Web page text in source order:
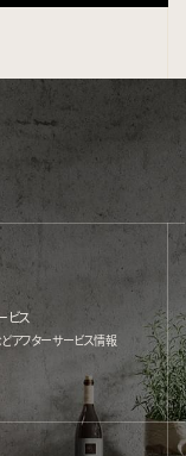
ビス
アフターサービス情報